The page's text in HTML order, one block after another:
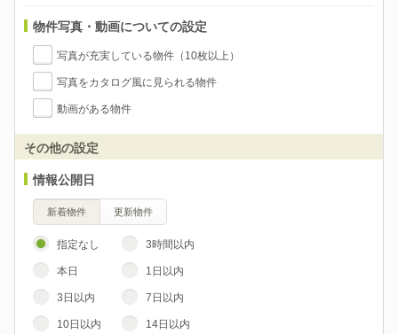
物件写真・動画についての設定
写真が充実している物件（10枚以上）
写真をカタログ風に見られる物件
動画がある物件
その他の設定
情報公開日
新着物件 更新物件
指定なし 3時間以内
本日 1日以内
3日以内 7日以内
10日以内 14日以内